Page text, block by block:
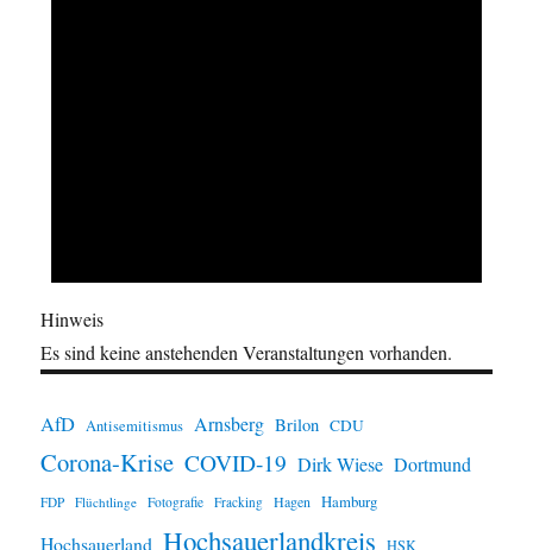
Hinweis
Es sind keine anstehenden Veranstaltungen vorhanden.
AfD Antisemitismus Arnsberg Brilon CDU
Corona-Krise COVID-19 Dirk Wiese Dortmund
FDP Flüchtlinge Fotografie Fracking Hagen Hamburg
Hochsauerland Hochsauerlandkreis HSK